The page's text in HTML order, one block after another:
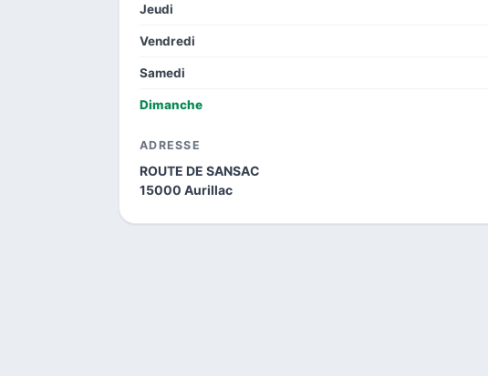
Jeudi
Vendredi
Samedi
Dimanche
ADRESSE
ROUTE DE SANSAC
15000 Aurillac